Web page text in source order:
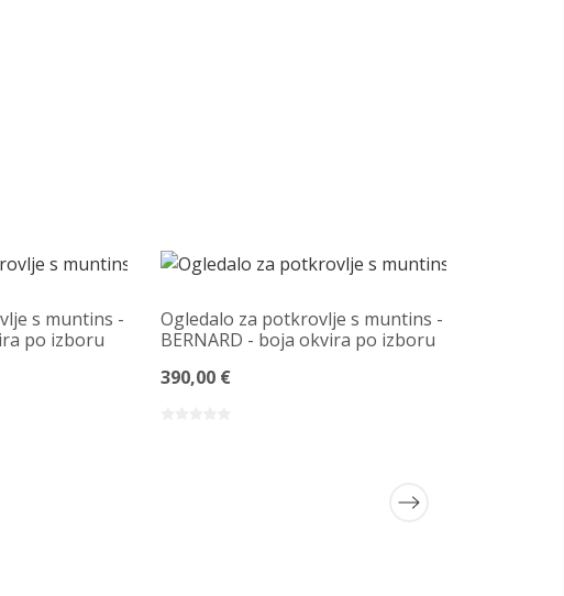
s muntins -
po izboru
Ogledalo za potkrovlje s muntins -
BERNARD - boja okvira po izboru
390,00 €